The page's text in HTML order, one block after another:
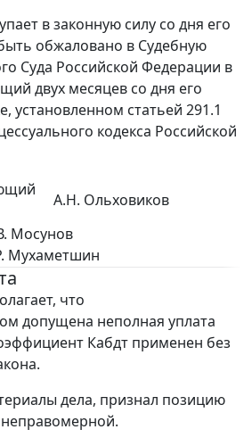
в законную силу со дня его
обжаловано в Судебную
Суда Российской Федерации в
двух месяцев со дня его
установленном статьей 291.1
кодекса Российской
А.Н. Ольховиков
Мосунов
Мухаметшин
что
допущена неполная уплата
Кабдт применен без
дела, признал позицию